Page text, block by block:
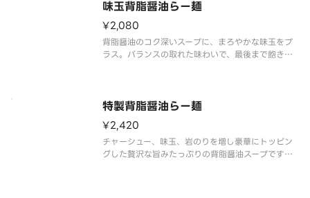
味玉背脂醤油らー麺
¥2,080
背脂醤油のコク深いスープに、まろやかな味玉をプ
ラス。バランスの取れた味わいで、最後まで飽きず
特製背脂醤油らー麺
¥2,420
チャーシュー、味玉、岩のりを増し豪華にトッピン
グした贅沢な旨みたっぷりの背脂醤油スープです。